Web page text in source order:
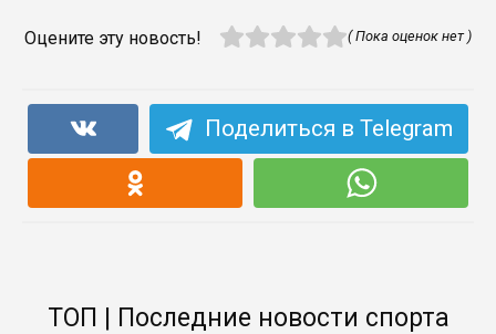
Оцените эту новость! ( Пока оценок нет )
Поделиться в Telegram
ТОП | Последние новости спорта